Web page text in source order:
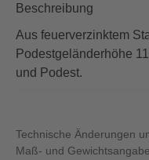
Beschreibung
Aus feuerverzinktem
Podestgeländerhöhe
und Podest.
Technische Änderungen
Maß- und